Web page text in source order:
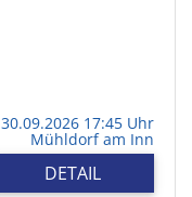
30.09.2026 17:45 Uhr
Mühldorf am Inn
DETAIL